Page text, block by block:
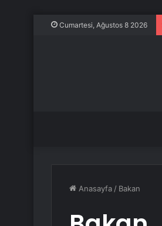
Cumartesi, Ağustos 8 2026
Anasayfa / Bakan